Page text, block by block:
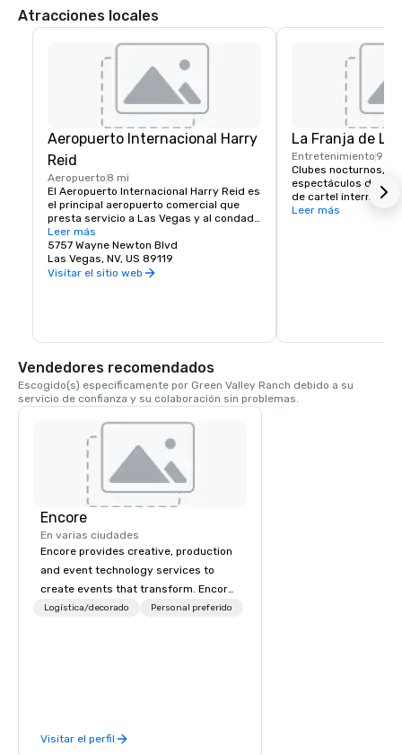
Atracciones locales
Aeropuerto Internacional Harry
Reid
Aeropuerto 8 mi
El Aeropuerto Internacional Harry Reid es
el principal aeropuerto comercial que
presta servicio a Las Vegas y al condado
de Clark, Nevada, Estados Unidos. El
aeropuerto está a cinco millas al sur del
centro de Las Vegas, en el área no
incorporada de Paradise en el condado
Leer más
5757 Wayne Newton Blvd
Las Vegas, NV, US 89119
Visitar el sitio web
La Franja de
Entretenimiento 9 mi
Clubes nocturnos,
espectáculos de
de cartel
de la escena del
Leer más
Vendedores recomendados
Escogido(s) específicamente por Green Valley Ranch debido a su
servicio de confianza y su colaboración sin problemas.
Encore
En varias ciudades
Encore provides creative, production
and event technology services to
create events that transform. Encore
creates memorable event experiences
creative, advanced technology,
Logística/decorado Personal preferido
Visitar el perfil